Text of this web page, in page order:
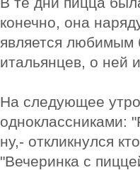
конечно, она
является любимым
итальянцев, о ней
На следующее утро
одноклассниками:
ну,- откликнулся
"Вечеринка с